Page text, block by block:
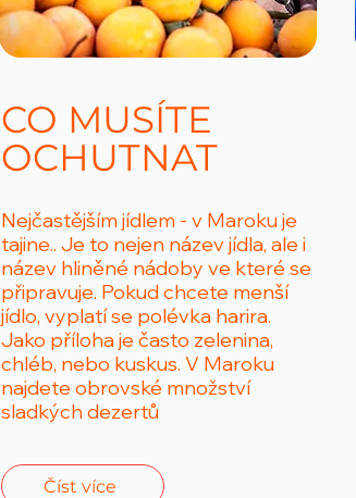
CO MUSÍTE
OCHUTNAT
Nejčastějším jídlem - v Maroku je
tajine.. Je to nejen název jídla, ale i
název hliněné nádoby ve které se
připravuje. Pokud chcete menší
jídlo, vyplatí se polévka harira.
Jako příloha je často zelenina,
chléb, nebo kuskus. V Maroku
najdete obrovské množství
sladkých dezertů
Číst více